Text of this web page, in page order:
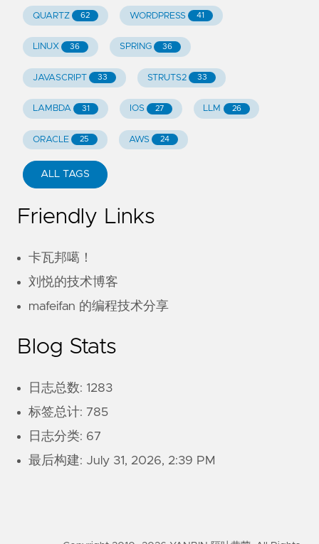
QUARTZ 62 WORDPRESS 41
LINUX 36 SPRING 36
JAVASCRIPT 33 STRUTS2 33
LAMBDA 31 IOS 27 LLM 26
ORACLE 25 AWS 24
ALL TAGS
Friendly Links
卡瓦邦噶！
刘悦的技术博客
mafeifan 的编程技术分享
Blog Stats
日志总数: 1283
标签总计: 785
日志分类: 67
最后构建: July 31, 2026, 2:39 PM